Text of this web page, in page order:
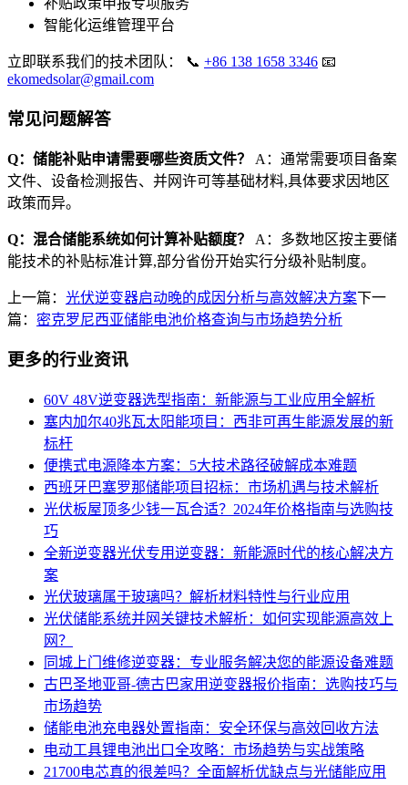
补贴政策申报专项服务
智能化运维管理平台
立即联系我们的技术团队： 📞 +86 138 1658 3346 📧
ekomedsolar@gmail.com
常见问题解答
Q：储能补贴申请需要哪些资质文件？
A：通常需要项目备案
文件、设备检测报告、并网许可等基础材料,具体要求因地区
政策而异。
Q：混合储能系统如何计算补贴额度？
A：多数地区按主要储
能技术的补贴标准计算,部分省份开始实行分级补贴制度。
上一篇： 光伏逆变器启动晚的成因分析与高效解决方案下一
篇： 密克罗尼西亚储能电池价格查询与市场趋势分析
更多的行业资讯
60V 48V逆变器选型指南：新能源与工业应用全解析
塞内加尔40兆瓦太阳能项目：西非可再生能源发展的新
标杆
便携式电源降本方案：5大技术路径破解成本难题
西班牙巴塞罗那储能项目招标：市场机遇与技术解析
光伏板屋顶多少钱一瓦合适？2024年价格指南与选购技
巧
全新逆变器光伏专用逆变器：新能源时代的核心解决方
案
光伏玻璃属于玻璃吗？解析材料特性与行业应用
光伏储能系统并网关键技术解析：如何实现能源高效上
网？
同城上门维修逆变器：专业服务解决您的能源设备难题
古巴圣地亚哥-德古巴家用逆变器报价指南：选购技巧与
市场趋势
储能电池充电器处置指南：安全环保与高效回收方法
电动工具锂电池出口全攻略：市场趋势与实战策略
21700电芯真的很差吗？全面解析优缺点与光储能应用